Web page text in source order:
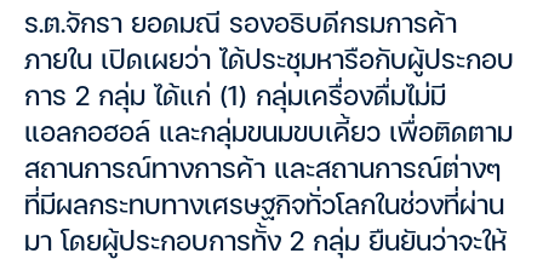
ร.ต.จักรา ยอดมณี รองอธิบดีกรมการค้า
ภายใน เปิดเผยว่า ได้ประชุมหารือกับผู้ประกอบ
การ 2 กลุ่ม ได้แก่ (1) กลุ่มเครื่องดื่มไม่มี
แอลกอฮอล์ และกลุ่มขนมขบเคี้ยว เพื่อติดตาม
สถานการณ์ทางการค้า และสถานการณ์ต่างๆ
ที่มีผลกระทบทางเศรษฐกิจทั่วโลกในช่วงที่ผ่าน
มา โดยผู้ประกอบการทั้ง 2 กลุ่ม ยืนยันว่าจะให้